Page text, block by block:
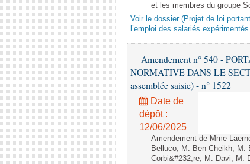
et les membres du groupe
Voir le dossier (Projet de loi
l’emploi des salariés
Amendement n° 540 -
NORMATIVE DANS LE
assemblée saisie) - n° 1522
Date de
dépôt :
12/06/2025
Amendement de Mme
Belluco, M. Ben Cheikh, M.
Corbi&#232;re, M. Davi, M.